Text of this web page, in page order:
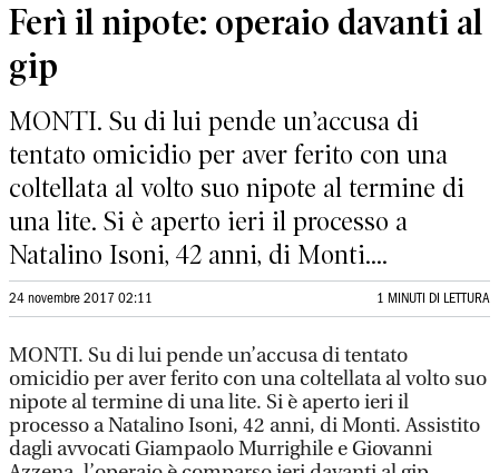
Ferì il nipote: operaio davanti al
gip
MONTI. Su di lui pende un’accusa di
tentato omicidio per aver ferito con una
coltellata al volto suo nipote al termine di
una lite. Si è aperto ieri il processo a
Natalino Isoni, 42 anni, di Monti....
24 novembre 2017 02:11 1 MINUTI DI LETTURA
MONTI. Su di lui pende un’accusa di tentato
omicidio per aver ferito con una coltellata al volto suo
nipote al termine di una lite. Si è aperto ieri il
processo a Natalino Isoni, 42 anni, di Monti. Assistito
dagli avvocati Giampaolo Murrighile e Giovanni